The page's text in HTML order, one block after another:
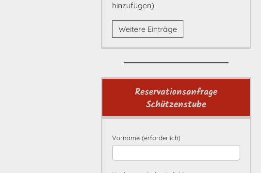
hinzufügen)
Weitere Einträge
Reservationsanfrage
Schützenstube
Vorname (erforderlich)